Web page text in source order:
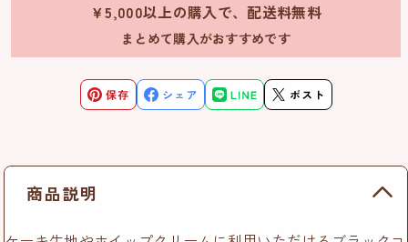
￥5,000以上の購入で、配送料無料
まとめて購入がおすすめです
商品説明